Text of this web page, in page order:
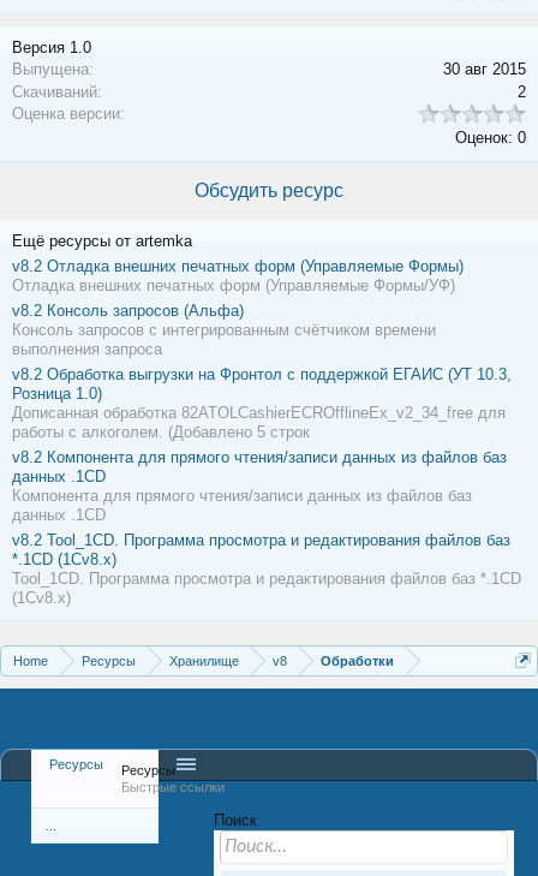
Версия 1.0
Выпущена:
30 авг 2015
Скачиваний:
2
Оценка версии:
Оценок: 0
Обсудить ресурс
Ещё ресурсы от artemka
v8.2 Отладка внешних печатных форм (Управляемые Формы)
Отладка внешних печатных форм (Управляемые Формы/УФ)
v8.2 Консоль запросов (Альфа)
Консоль запросов с интегрированным счётчиком времени
выполнения запроса
v8.2 Обработка выгрузки на Фронтол с поддержкой ЕГАИС (УТ 10.3,
Розница 1.0)
Дописанная обработка 82ATOLCashierECROfflineEx_v2_34_free для
работы с алкоголем. (Добавлено 5 строк
v8.2 Компонента для прямого чтения/записи данных из файлов баз
данных .1CD
Компонента для прямого чтения/записи данных из файлов баз
данных .1CD
v8.2 Tool_1CD. Программа просмотра и редактирования файлов баз
*.1CD (1Сv8.x)
Tool_1CD. Программа просмотра и редактирования файлов баз *.1CD
(1Сv8.x)
Home Ресурсы Хранилище v8 Обработки
Ресурсы
Ресурсы
Быстрые ссылки
Поиск